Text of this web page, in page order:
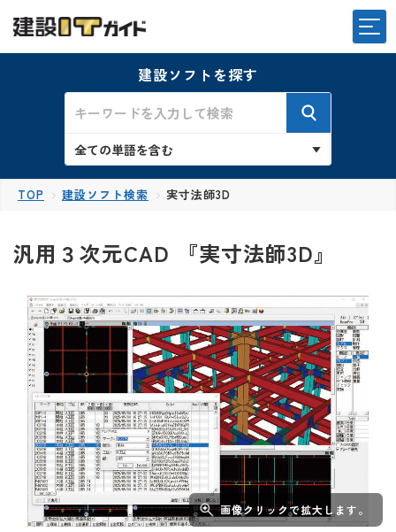
建設ソフトを探す
TOP 建設ソフト検索 実寸法師3D
汎用３次元CAD 『実寸法師3D』
画像クリックで拡大します。